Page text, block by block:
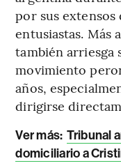
por sus
entusiastas. Más
también
movimiento
años,
dirigirse
Ver más: Tribunal
domiciliario a